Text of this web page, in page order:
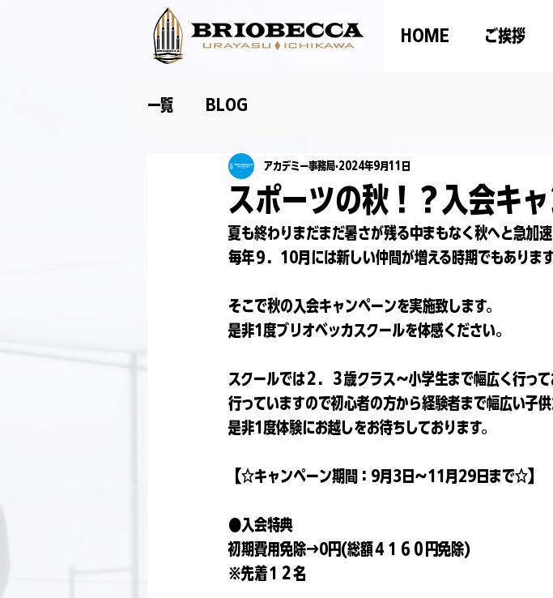
HOME ご挨拶
一覧 BLOG
スポーツの秋！？入会キ
アカデミー事務局 2024年9月11日
夏も終わりまだまだ暑さが残る中まもなく秋へと急加速
毎年９．10月には新しい仲間が増える時期でもあります
そこで秋の入会キャンペーンを実施致します。
是非1度ブリオベッカスクールを体感ください。
スクールでは２．３歳クラス～小学生まで幅広く行っ
行っていますので初心者の方から経験者まで幅広い子供
是非1度体験にお越しをお待ちしております。
【☆キャンペーン期間：9月3日～11月29日まで☆】
●入会特典
初期費用免除→0円(総額４１６０円免除)
※先着１２名